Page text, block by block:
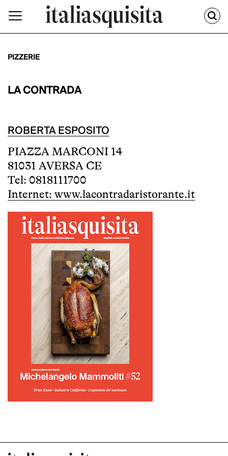
PIZZERIE
LA CONTRADA
ROBERTA ESPOSITO
PIAZZA MARCONI 14
81031 AVERSA CE
Tel: 0818111700
Internet: www.lacontradaristorante.it